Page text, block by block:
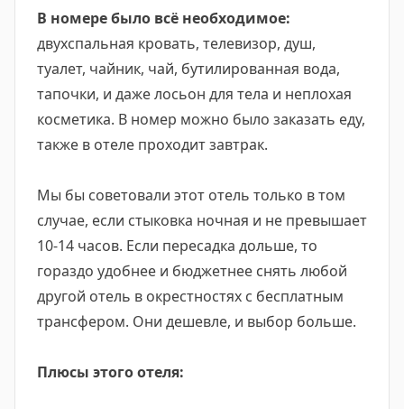
В номере было всё необходимое:
двухспальная кровать, телевизор, душ,
туалет, чайник, чай, бутилированная вода,
тапочки, и даже лосьон для тела и неплохая
косметика. В номер можно было заказать еду,
также в отеле проходит завтрак.
Мы бы советовали этот отель только в том
случае, если стыковка ночная и не превышает
10-14 часов. Если пересадка дольше, то
гораздо удобнее и бюджетнее снять любой
другой отель в окрестностях с бесплатным
трансфером. Они дешевле, и выбор больше.
Плюсы этого отеля: